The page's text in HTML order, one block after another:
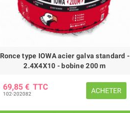
Ronce type IOWA acier galva standard -
2.4X4X10 - bobine 200 m
69,85 € TTC
102-202082 ACHETER